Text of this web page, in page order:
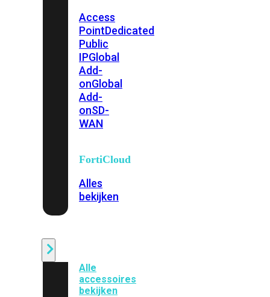
Access
PointDedicated
Public
IPGlobal
Add-
onGlobal
Add-
onSD-
WAN
FortiCloud
Alles
bekijken
Alle
accessoires
bekijken